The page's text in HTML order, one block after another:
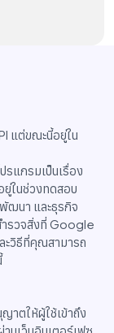
แต่ขณะนี้อยู่ใน
รแกรมเป็นเรื่อง
ในช่วงทดสอบ
ฒนา และธุรกิจ
ำรวจสิ่งที่ Google
ะวิธีที่คุณสามารถ
าตให้ผู้ใช้เข้าถึง